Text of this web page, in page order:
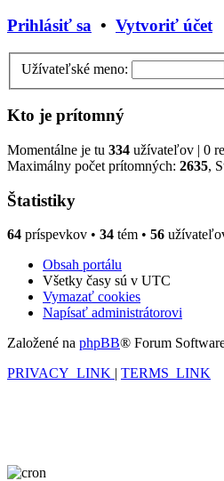
Prihlásiť sa • Vytvoriť účet
Užívateľské meno:
Kto je prítomný
Momentálne je tu 334 užívateľov | 0
Maximálny počet prítomných: 2635,
Štatistiky
64 príspevkov • 34 tém • 56
Obsah portálu
Všetky časy sú v UTC
Vymazať cookies
Napísať administrátorovi
Založené na phpBB® Forum
PRIVACY_LINK | TERMS_LINK